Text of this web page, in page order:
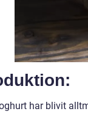
har blivit